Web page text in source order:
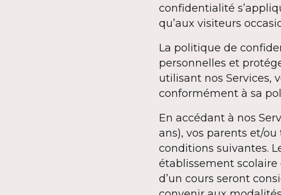
confidentialité
qu’aux visiteurs
La politique de
personnelles et
utilisant nos Services,
conformément à sa
En accédant à nos
ans), vos parents et/
conditions suivantes.
établissement scolaire
d’un cours seront